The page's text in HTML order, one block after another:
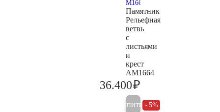
Памятник
Рельефная
ветвь
с
листьями
и
крест
AM1664
36.400₽
Купить 5%